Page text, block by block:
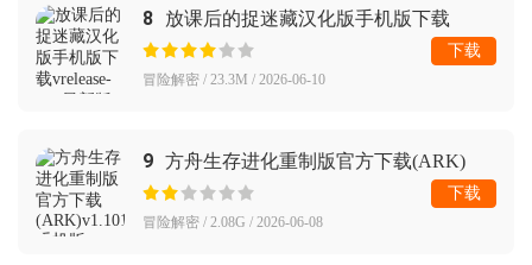
8 放课后的捉迷藏汉化版手机版下载
冒险解密 / 23.3M / 2026-06-10
下载
9 方舟生存进化重制版官方下载(ARK)
冒险解密 / 2.08G / 2026-06-08
下载